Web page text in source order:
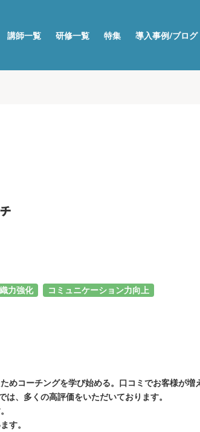
力強化 コミュニケーション力向上
めコーチングを学び始める。口コミでお客様が
、多くの高評価をいただいております。
す。
講師一覧 研修一覧 特集 導入事例/ブログ